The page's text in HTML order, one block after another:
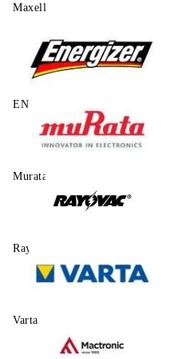
Maxell
ENERGIZER
Murata
Rayovac
Varta